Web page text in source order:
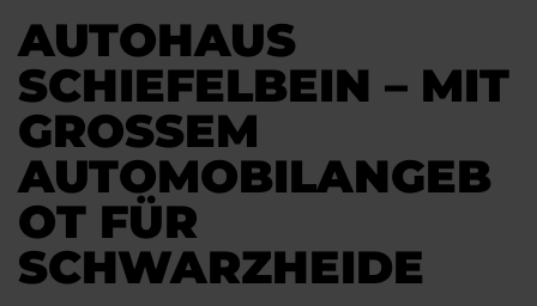
AUTOHAUS
SCHIEFELBEIN – MIT
GROSSEM A
UTOMOBILANGEBO
T FÜR S
CHWARZHEIDE